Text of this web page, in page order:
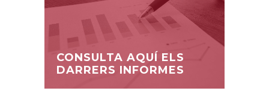
CONSULTA AQUÍ ELS
DARRERS INFORMES